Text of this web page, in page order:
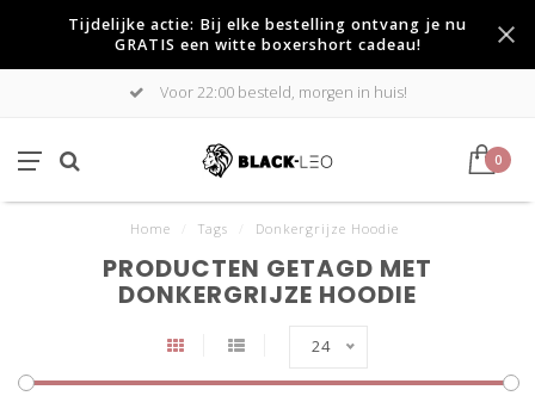
Tijdelijke actie: Bij elke bestelling ontvang je nu
GRATIS een witte boxershort cadeau!
Voor 22:00 besteld, morgen in huis!
0
Home Tags Donkergrijze Hoodie
PRODUCTEN GETAGD MET
DONKERGRIJZE HOODIE
24